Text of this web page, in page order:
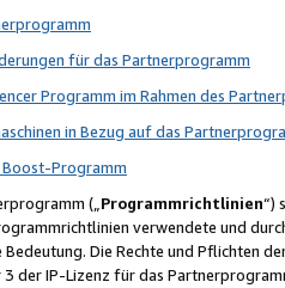
für das Partnerprogramm
Programm im Rahmen des
in Bezug auf das
Programm
(„Programmrichtlinien“)
verwendete und
Die Rechte und Pflichten
der IP-Lizenz für das